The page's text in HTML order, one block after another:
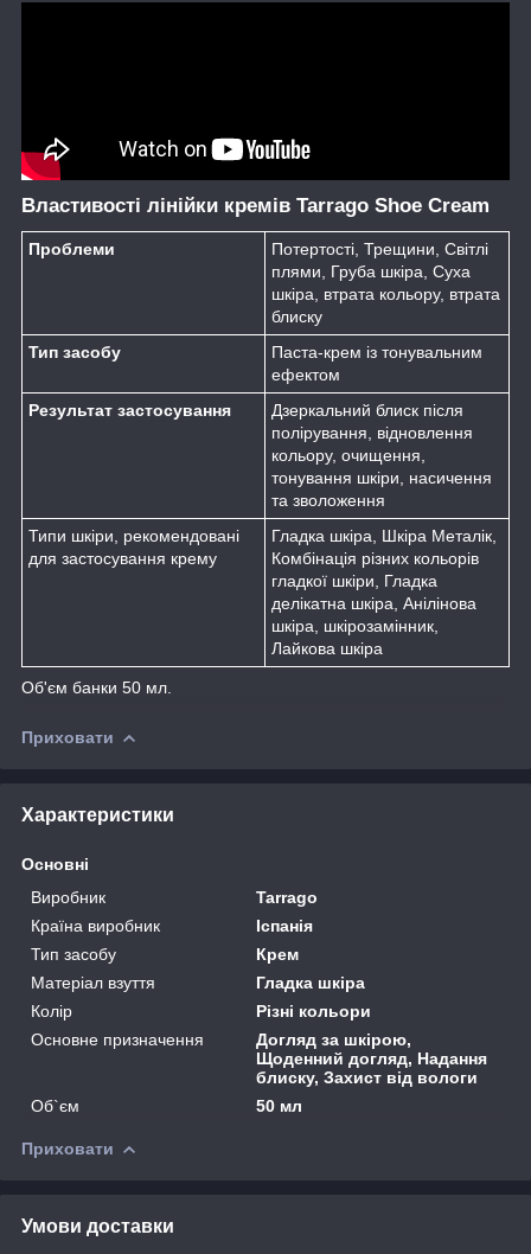
Властивості лінійки кремів Tarrago Shoe Cream
Проблеми
Потертості, Трещини, Світлі
плями, Груба шкіра, Суха
шкіра, втрата кольору, втрата
блиску
Тип засобу
Паста-крем із тонувальним
ефектом
Результат застосування
Дзеркальний блиск після
полірування, відновлення
кольору, очищення,
тонування шкіри, насичення
та зволоження
Типи шкіри, рекомендовані
для застосування крему
Гладка шкіра, Шкіра Металік,
Комбінація різних кольорів
гладкої шкіри, Гладка
делікатна шкіра, Анілінова
шкіра, шкірозамінник,
Лайкова шкіра
Об'єм банки 50 мл.
Приховати
Характеристики
Основні
Виробник
Tarrago
Країна виробник
Іспанія
Тип засобу
Крем
Матеріал взуття
Гладка шкіра
Колір
Різні кольори
Основне призначення
Догляд за шкірою,
Щоденний догляд, Надання
блиску, Захист від вологи
Об`єм
50 мл
Приховати
Умови доставки